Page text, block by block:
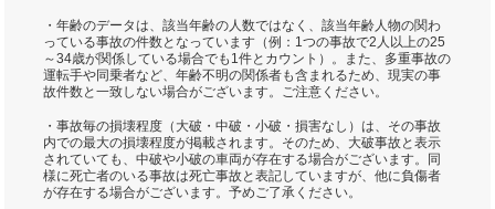
・年齢のデータは、該当年齢の人数ではなく、該当年齢人物の関わ
っている事故の件数となっています（例：1つの事故で2人以上の25
～34歳が関係している場合でも1件とカウント）。また、多重事故の
運転手や同乗者など、年齢不明の関係者も含まれるため、現実の事
故件数と一致しない場合がございます。ご注意ください。
・事故毎の損壊程度（大破・中破・小破・損害なし）は、その事故
内での最大の損壊程度が掲載されます。そのため、大破事故と表示
されていても、中破や小破の車両が存在する場合がございます。同
様に死亡者のいる事故は死亡事故と表記していますが、他に負傷者
が存在する場合がございます。予めご了承ください。